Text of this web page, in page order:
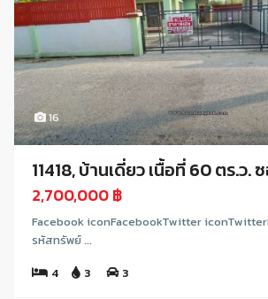
16
11418, บ้านเดี่ยว เนื้อที่ 60 ตร.ว.
2,700,000 ฿
Facebook iconFacebookTwitter
รหัสทรัพย์ ...
4
3 3